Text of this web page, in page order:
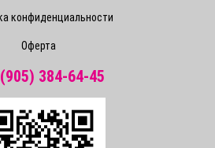
конфиденциальности
Оферта
384-64-45